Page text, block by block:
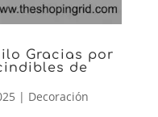
Gracias por
de
| Decoración